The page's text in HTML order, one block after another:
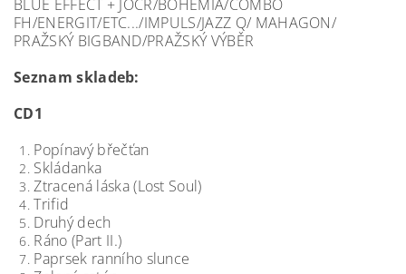
BLUE EFFECT + JOČR/BOHEMIA/COMBO
FH/ENERGIT/ETC.../IMPULS/JAZZ Q/ MAHAGON/
PRAŽSKÝ BIGBAND/PRAŽSKÝ VÝBĚR
Seznam skladeb:
CD1
Popínavý břečťan
Skládanka
Ztracená láska (Lost Soul)
Trifid
Druhý dech
Ráno (Part II.)
Paprsek ranního slunce